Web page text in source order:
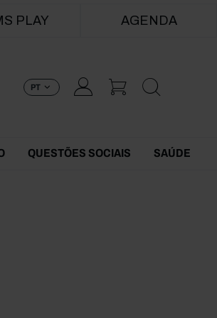
PLAY AGENDA
PT
QUESTÕES SOCIAIS SAÚDE